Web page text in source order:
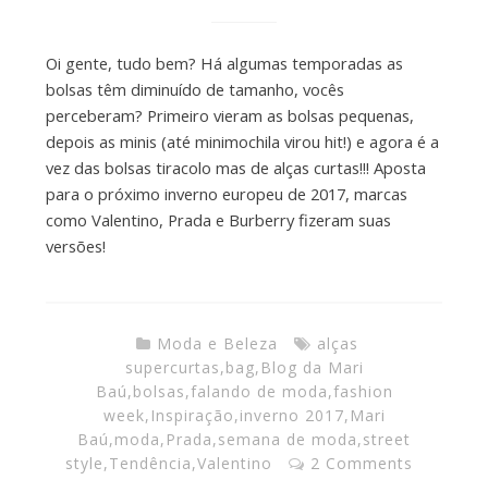
Oi gente, tudo bem? Há algumas temporadas as
bolsas têm diminuído de tamanho, vocês
perceberam? Primeiro vieram as bolsas pequenas,
depois as minis (até minimochila virou hit!) e agora é a
vez das bolsas tiracolo mas de alças curtas!!! Aposta
para o próximo inverno europeu de 2017, marcas
como Valentino, Prada e Burberry fizeram suas
versões!
Moda e Beleza
alças
supercurtas,bag, Blog da Mari
Baú,bolsas,falando de moda,fashion
week, Inspiração,inverno 2017, Mari
Baú,moda, Prada,semana de moda,street
style,Tendência,Valentino 2 Comments